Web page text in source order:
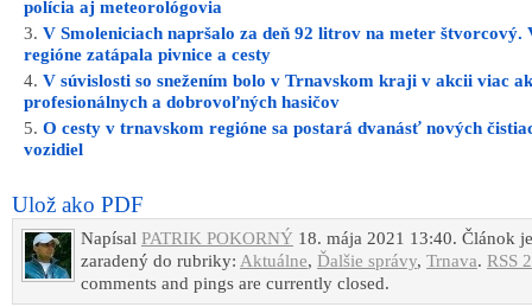
polícia aj meteorológovia
V Smoleniciach napršalo za deň 92 litrov na meter štvorcový.
regióne zatápala pivnice a cesty
V súvislosti so snežením bolo v Trnavskom kraji v akcii viac
profesionálnych a dobrovoľných hasičov
O cesty v trnavskom regióne sa postará dvanásť nových
vozidiel
Ulož ako PDF
Napísal PATRIK POKORNÝ 18. mája 2021 13:40. Článok je
zaradený do rubriky: Aktuálne, Ďalšie správy, Trnava. RSS
comments and pings are currently closed.